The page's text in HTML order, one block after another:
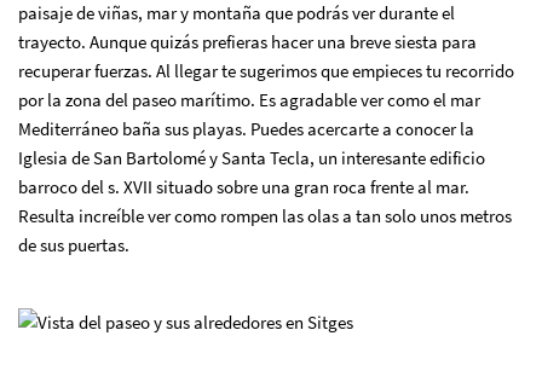
paisaje de viñas, mar y montaña que podrás ver durante el
trayecto. Aunque quizás prefieras hacer una breve siesta para
recuperar fuerzas. Al llegar te sugerimos que empieces tu recorrido
por la zona del paseo marítimo. Es agradable ver como el mar
Mediterráneo baña sus playas. Puedes acercarte a conocer la
Iglesia de San Bartolomé y Santa Tecla, un interesante edificio
barroco del s. XVII situado sobre una gran roca frente al mar.
Resulta increíble ver como rompen las olas a tan solo unos metros
de sus puertas.